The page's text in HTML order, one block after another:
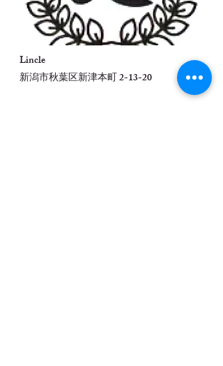
Lincle
新潟市秋葉区新津本町 2-13-20